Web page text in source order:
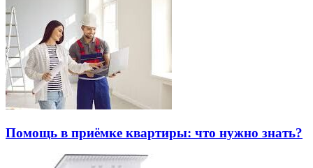
Помощь в приёмке квартиры: что нужно знать?